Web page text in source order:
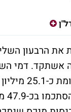
אשתקד. דמי